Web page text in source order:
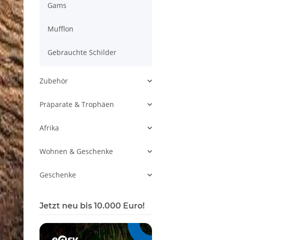
Gams
Mufflon
Gebrauchte Schilder
Zubehör
Präparate & Trophäen
Afrika
Wohnen & Geschenke
Geschenke
Jetzt neu bis 10.000 Euro!